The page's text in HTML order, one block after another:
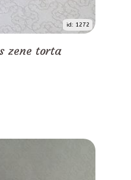
id: 1272
zene torta